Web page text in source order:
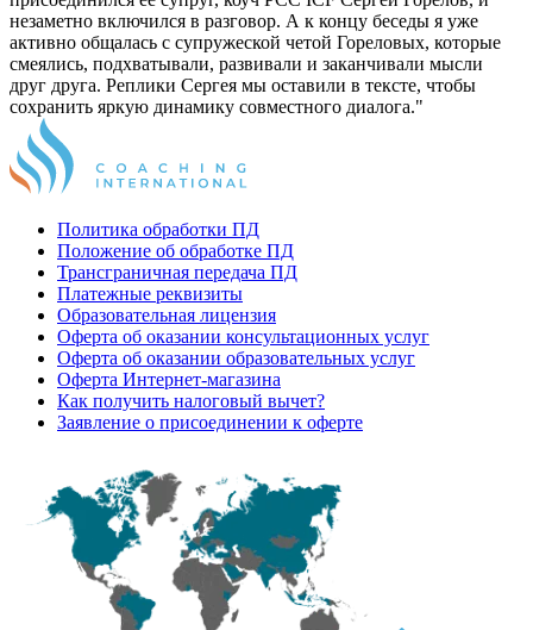
незаметно включился в разговор. А к концу беседы я уже
активно общалась с супружеской четой Гореловых, которые
смеялись, подхватывали, развивали и заканчивали мысли
друг друга. Реплики Сергея мы оставили в тексте, чтобы
сохранить яркую динамику совместного диалога."
Политика обработки ПД
Положение об обработке ПД
Трансграничная передача ПД
Платежные реквизиты
Образовательная лицензия
Оферта об оказании консультационных услуг
Оферта об оказании образовательных услуг
Оферта Интернет-магазина
Как получить налоговый вычет?
Заявление о присоединении к оферте